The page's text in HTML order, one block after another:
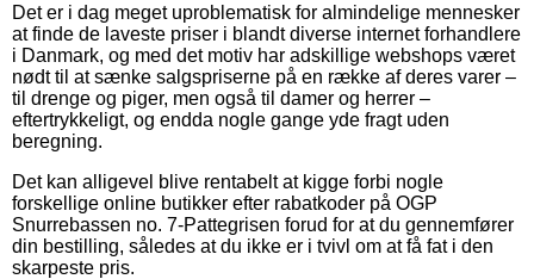
Det er i dag meget uproblematisk for almindelige mennesker
at finde de laveste priser i blandt diverse internet forhandlere
i Danmark, og med det motiv har adskillige webshops været
nødt til at sænke salgspriserne på en række af deres varer –
til drenge og piger, men også til damer og herrer –
eftertrykkeligt, og endda nogle gange yde fragt uden
beregning.
Det kan alligevel blive rentabelt at kigge forbi nogle
forskellige online butikker efter rabatkoder på OGP
Snurrebassen no. 7-Pattegrisen forud for at du gennemfører
din bestilling, således at du ikke er i tvivl om at få fat i den
skarpeste pris.